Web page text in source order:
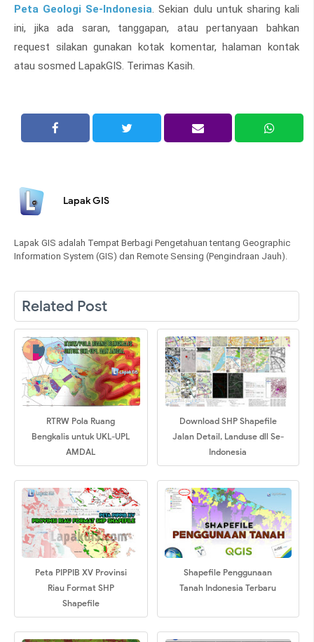
Peta Geologi Se-Indonesia. Sekian dulu untuk sharing kali
ini, jika ada saran, tanggapan, atau pertanyaan bahkan
request silakan gunakan kotak komentar, halaman kontak
atau sosmed LapakGIS. Terimas Kasih.
Lapak GIS
Lapak GIS adalah Tempat Berbagi Pengetahuan tentang Geographic
Information System (GIS) dan Remote Sensing (Pengindraan Jauh).
Related Post
RTRW Pola Ruang
Bengkalis untuk UKL-UPL
AMDAL
Download SHP Shapefile
Jalan Detail, Landuse dll Se-
Indonesia
Peta PIPPIB XV Provinsi
Riau Format SHP
Shapefile
Shapefile Penggunaan
Tanah Indonesia Terbaru